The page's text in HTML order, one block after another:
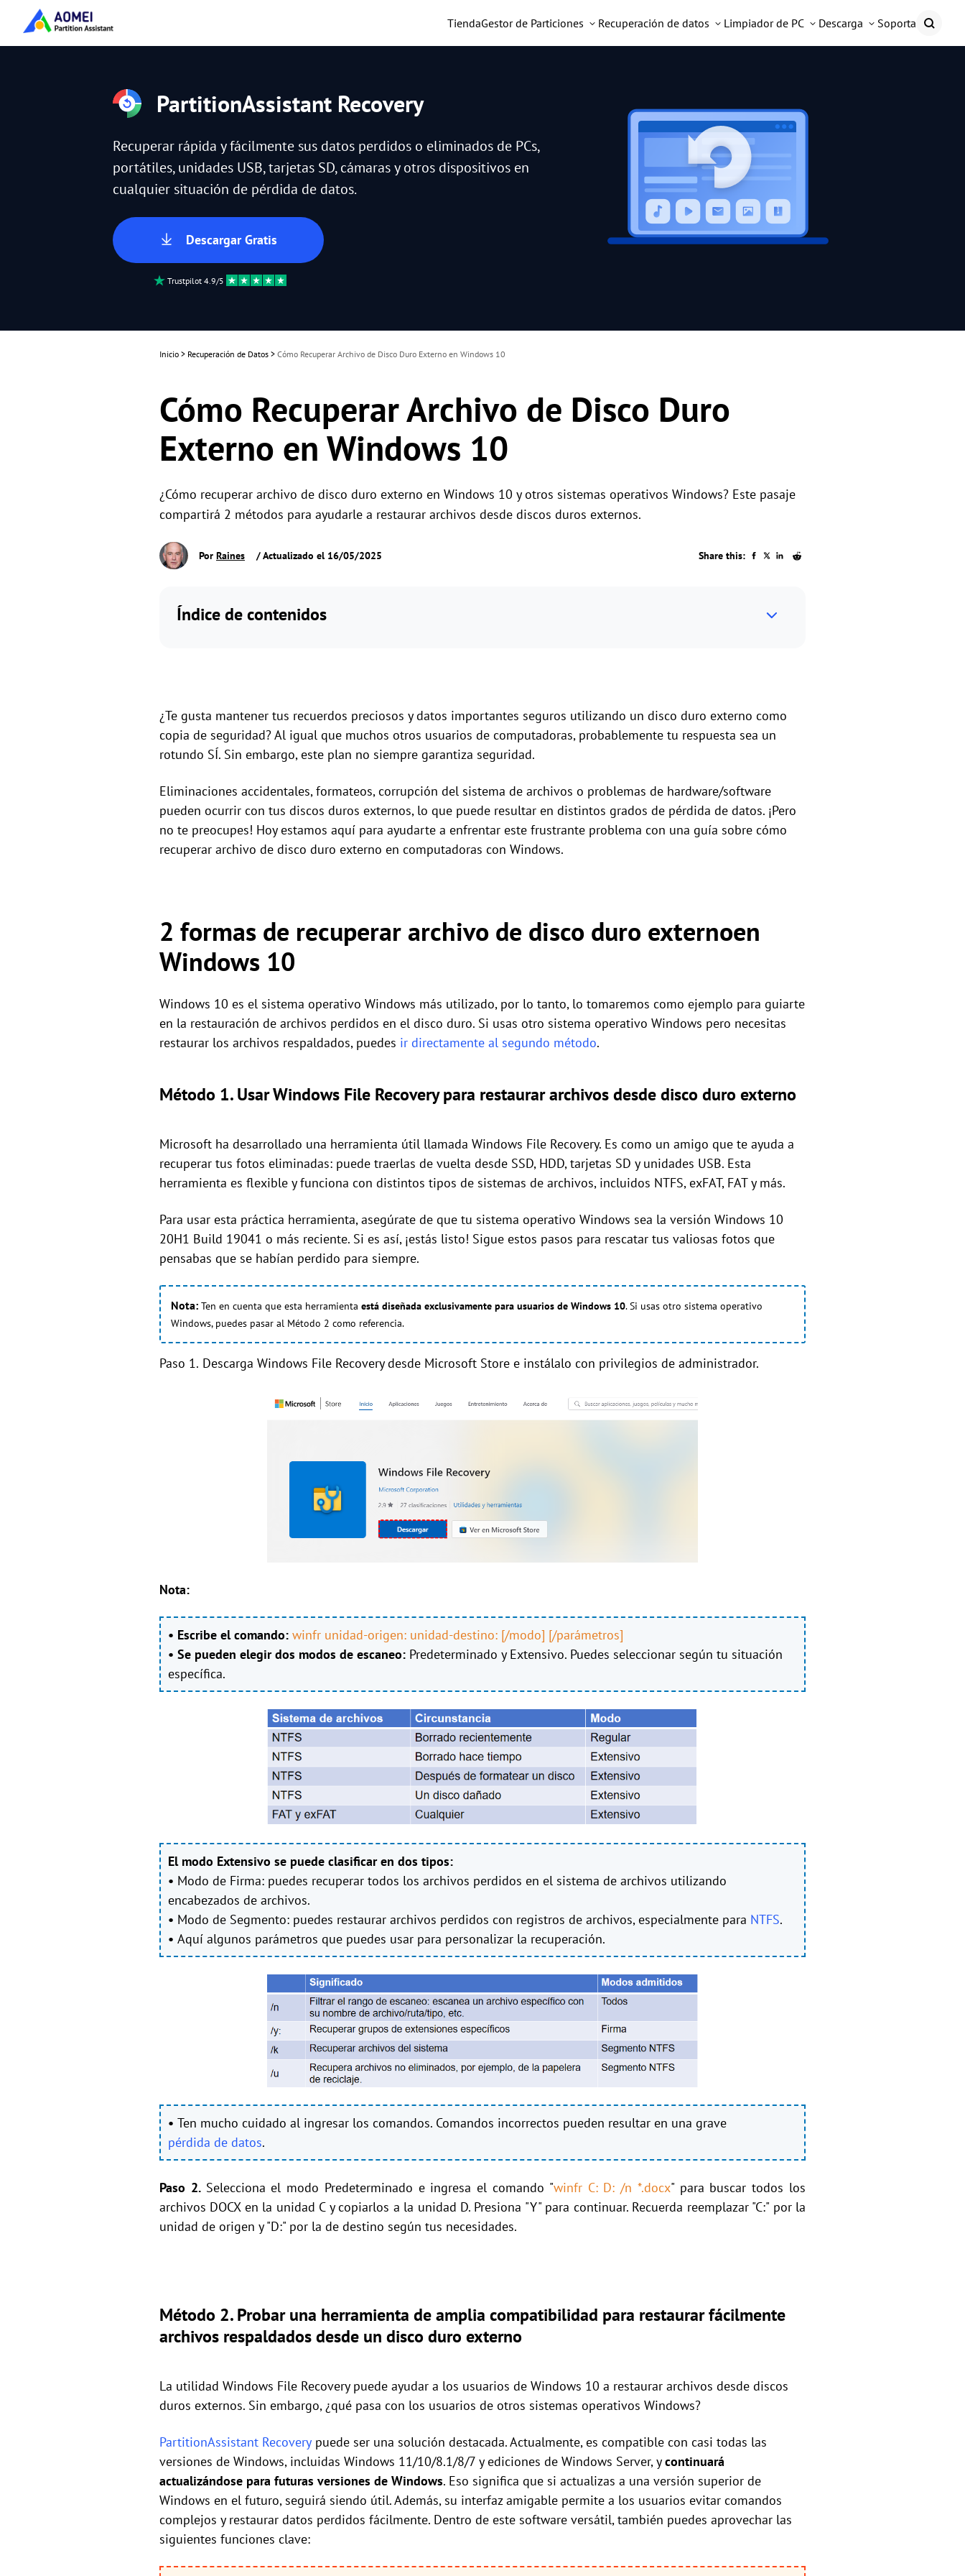
TiendaGestor de Particiones Recuperación de datos Limpiador de PC Descarga Soporta
PartitionAssistant Recovery
Recuperar rápida y fácilmente sus datos perdidos o eliminados de PCs,
portátiles, unidades USB, tarjetas SD, cámaras y otros dispositivos en
cualquier situación de pérdida de datos.
Descargar Gratis
Trustpilot 4.9/5
Inicio > Recuperación de Datos > Cómo Recuperar Archivo de Disco Duro Externo en Windows 10
Cómo Recuperar Archivo de Disco Duro
Externo en Windows 10
¿Cómo recuperar archivo de disco duro externo en Windows 10 y otros sistemas operativos Windows? Este pasaje
compartirá 2 métodos para ayudarle a restaurar archivos desde discos duros externos.
Por Raines / Actualizado el 16/05/2025 Share this:
Índice de contenidos
¿Te gusta mantener tus recuerdos preciosos y datos importantes seguros utilizando un disco duro externo como
copia de seguridad? Al igual que muchos otros usuarios de computadoras, probablemente tu respuesta sea un
rotundo SÍ. Sin embargo, este plan no siempre garantiza seguridad.
Eliminaciones accidentales, formateos, corrupción del sistema de archivos o problemas de hardware/software
pueden ocurrir con tus discos duros externos, lo que puede resultar en distintos grados de pérdida de datos. ¡Pero
no te preocupes! Hoy estamos aquí para ayudarte a enfrentar este frustrante problema con una guía sobre cómo
recuperar archivo de disco duro externo en computadoras con Windows.
2 formas de recuperar archivo de disco duro externoen
Windows 10
Windows 10 es el sistema operativo Windows más utilizado, por lo tanto, lo tomaremos como ejemplo para guiarte
en la restauración de archivos perdidos en el disco duro. Si usas otro sistema operativo Windows pero necesitas
restaurar los archivos respaldados, puedes ir directamente al segundo método.
Método 1. Usar Windows File Recovery para restaurar archivos desde disco duro externo
Microsoft ha desarrollado una herramienta útil llamada Windows File Recovery. Es como un amigo que te ayuda a
recuperar tus fotos eliminadas: puede traerlas de vuelta desde SSD, HDD, tarjetas SD y unidades USB. Esta
herramienta es flexible y funciona con distintos tipos de sistemas de archivos, incluidos NTFS, exFAT, FAT y más.
Para usar esta práctica herramienta, asegúrate de que tu sistema operativo Windows sea la versión Windows 10
20H1 Build 19041 o más reciente. Si es así, ¡estás listo! Sigue estos pasos para rescatar tus valiosas fotos que
pensabas que se habían perdido para siempre.
Nota: Ten en cuenta que esta herramienta está diseñada exclusivamente para usuarios de Windows 10. Si usas otro sistema operativo
Windows, puedes pasar al Método 2 como referencia.
Paso 1. Descarga Windows File Recovery desde Microsoft Store e instálalo con privilegios de administrador.
Nota:
• Escribe el comando: winfr unidad-origen: unidad-destino: [/modo] [/parámetros]
• Se pueden elegir dos modos de escaneo: Predeterminado y Extensivo. Puedes seleccionar según tu situación
específica.
El modo Extensivo se puede clasificar en dos tipos:
• Modo de Firma: puedes recuperar todos los archivos perdidos en el sistema de archivos utilizando
encabezados de archivos.
• Modo de Segmento: puedes restaurar archivos perdidos con registros de archivos, especialmente para NTFS.
• Aquí algunos parámetros que puedes usar para personalizar la recuperación.
• Ten mucho cuidado al ingresar los comandos. Comandos incorrectos pueden resultar en una grave
pérdida de datos.
Paso 2. Selecciona el modo Predeterminado e ingresa el comando "winfr C: D: /n *.docx" para buscar todos los
archivos DOCX en la unidad C y copiarlos a la unidad D. Presiona "Y" para continuar. Recuerda reemplazar "C:" por la
unidad de origen y "D:" por la de destino según tus necesidades.
Método 2. Probar una herramienta de amplia compatibilidad para restaurar fácilmente
archivos respaldados desde un disco duro externo
La utilidad Windows File Recovery puede ayudar a los usuarios de Windows 10 a restaurar archivos desde discos
duros externos. Sin embargo, ¿qué pasa con los usuarios de otros sistemas operativos Windows?
PartitionAssistant Recovery puede ser una solución destacada. Actualmente, es compatible con casi todas las
versiones de Windows, incluidas Windows 11/10/8.1/8/7 y ediciones de Windows Server, ycontinuará
actualizándose para futuras versiones de Windows. Eso significa que si actualizas a una versión superior de
Windows en el futuro, seguirá siendo útil. Además, su interfaz amigable permite a los usuarios evitar comandos
complejos y restaurar datos perdidos fácilmente. Dentro de este software versátil, también puedes aprovechar las
siguientes funciones clave: